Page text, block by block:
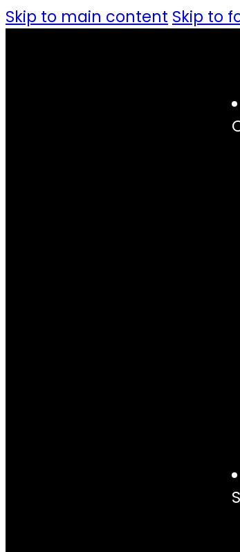
Skip to main content Skip to